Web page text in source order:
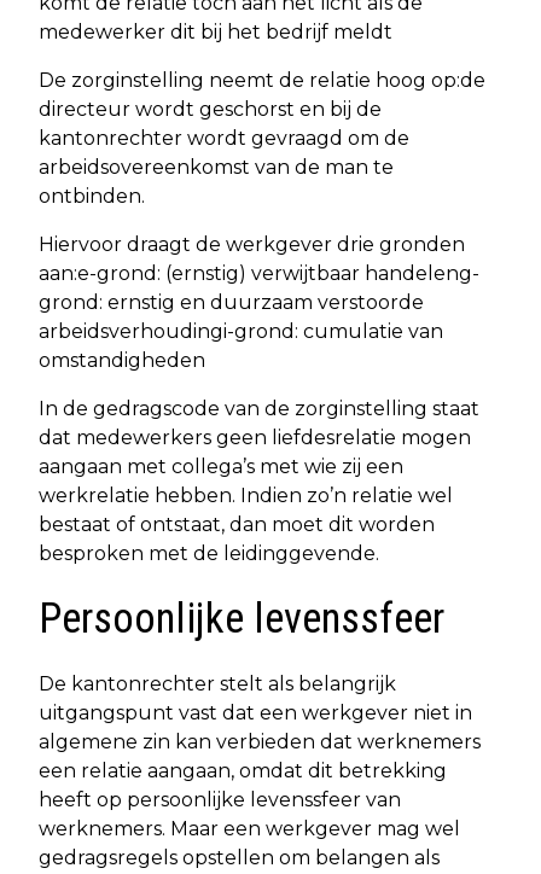
medewerker dit bij het bedrijf meldt
De zorginstelling neemt de relatie hoog op:de
directeur wordt geschorst en bij de
kantonrechter wordt gevraagd om de
arbeidsovereenkomst van de man te
ontbinden.
Hiervoor draagt de werkgever drie gronden
aan:e-grond: (ernstig) verwijtbaar handeleng-
grond: ernstig en duurzaam verstoorde
arbeidsverhoudingi-grond: cumulatie van
omstandigheden
In de gedragscode van de zorginstelling staat
dat medewerkers geen liefdesrelatie mogen
aangaan met collega’s met wie zij een
werkrelatie hebben. Indien zo’n relatie wel
bestaat of ontstaat, dan moet dit worden
besproken met de leidinggevende.
Persoonlijke levenssfeer
De kantonrechter stelt als belangrijk
uitgangspunt vast dat een werkgever niet in
algemene zin kan verbieden dat werknemers
een relatie aangaan, omdat dit betrekking
heeft op persoonlijke levenssfeer van
werknemers. Maar een werkgever mag wel
gedragsregels opstellen om belangen als